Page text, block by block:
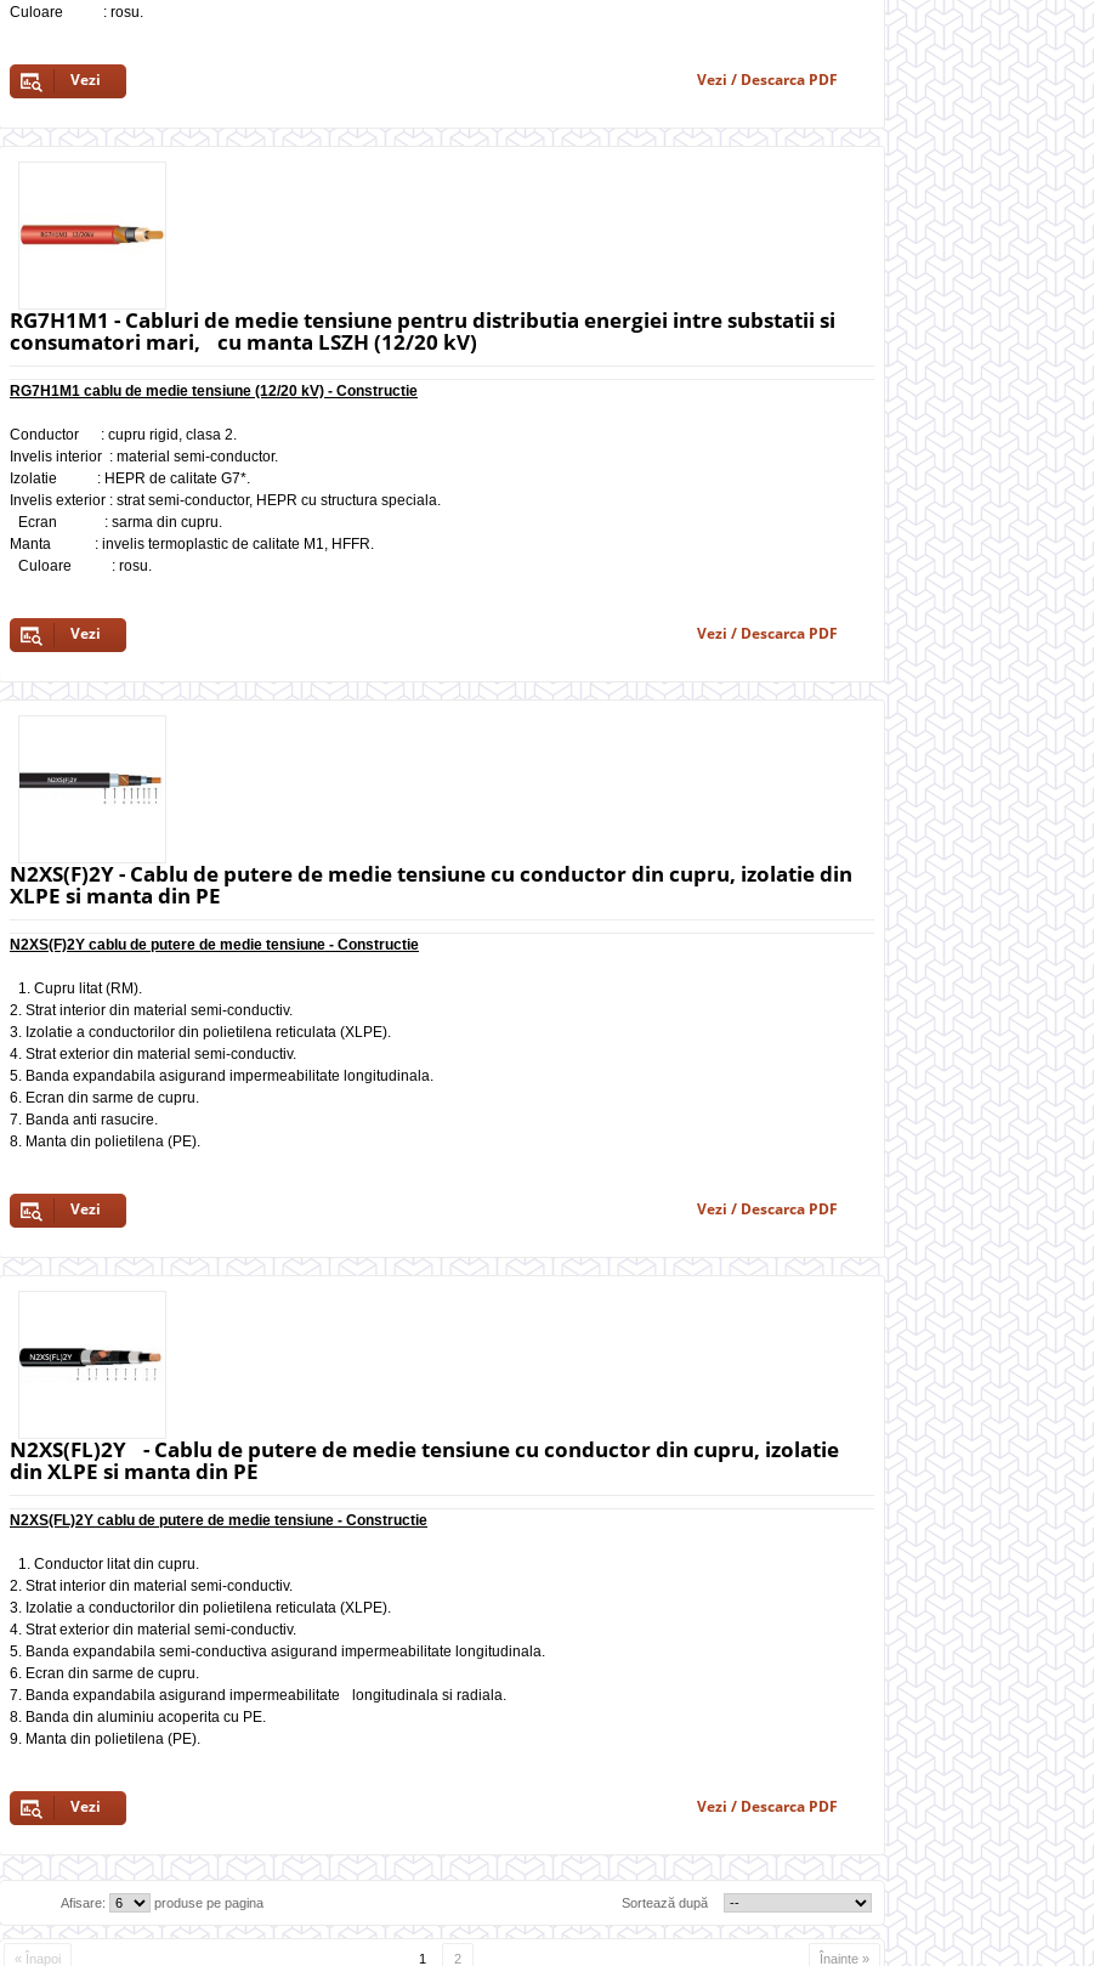
Culoare : rosu.
Vezi Vezi / Descarca PDF
RG7H1M1 - Cabluri de medie tensiune pentru distributia energiei intre substatii si
consumatori mari, cu manta LSZH (12/20 kV)
RG7H1M1 cablu de medie tensiune (12/20 kV) - Constructie
Conductor : cupru rigid, clasa 2.
Invelis interior : material semi-conductor.
Izolatie : HEPR de calitate G7*.
Invelis exterior : strat semi-conductor, HEPR cu structura speciala.
Ecran : sarma din cupru.
Manta : invelis termoplastic de calitate M1, HFFR.
Culoare : rosu.
Vezi Vezi / Descarca PDF
N2XS(F)2Y - Cablu de putere de medie tensiune cu conductor din cupru, izolatie din
XLPE si manta din PE
N2XS(F)2Y cablu de putere de medie tensiune - Constructie
1. Cupru litat (RM).
2. Strat interior din material semi-conductiv.
3. Izolatie a conductorilor din polietilena reticulata (XLPE).
4. Strat exterior din material semi-conductiv.
5. Banda expandabila asigurand impermeabilitate longitudinala.
6. Ecran din sarme de cupru.
7. Banda anti rasucire.
8. Manta din polietilena (PE).
Vezi Vezi / Descarca PDF
N2XS(FL)2Y - Cablu de putere de medie tensiune cu conductor din cupru, izolatie
din XLPE si manta din PE
N2XS(FL)2Y cablu de putere de medie tensiune - Constructie
1. Conductor litat din cupru.
2. Strat interior din material semi-conductiv.
3. Izolatie a conductorilor din polietilena reticulata (XLPE).
4. Strat exterior din material semi-conductiv.
5. Banda expandabila semi-conductiva asigurand impermeabilitate longitudinala.
6. Ecran din sarme de cupru.
7. Banda expandabila asigurand impermeabilitate longitudinala si radiala.
8. Banda din aluminiu acoperita cu PE.
9. Manta din polietilena (PE).
Vezi Vezi / Descarca PDF
Sortează după
Afisare: produse pe pagina
« Înapoi 1 2 Înainte »